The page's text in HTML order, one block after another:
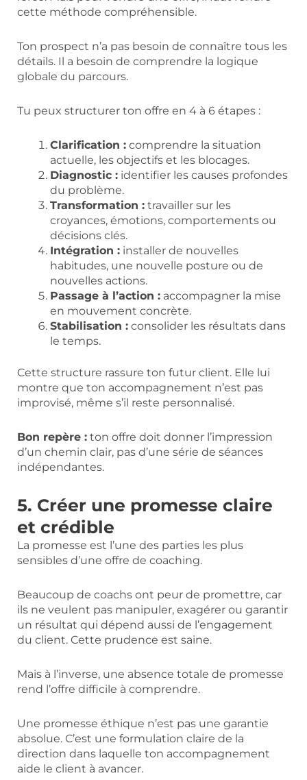
cette méthode compréhensible.
Ton prospect n’a pas besoin de connaître tous les
détails. Il a besoin de comprendre la logique
globale du parcours.
Tu peux structurer ton offre en 4 à 6 étapes :
Clarification : comprendre la situation
actuelle, les objectifs et les blocages.
Diagnostic : identifier les causes profondes
du problème.
Transformation : travailler sur les
croyances, émotions, comportements ou
décisions clés.
Intégration : installer de nouvelles
habitudes, une nouvelle posture ou de
nouvelles actions.
Passage à l’action : accompagner la mise
en mouvement concrète.
Stabilisation : consolider les résultats dans
le temps.
Cette structure rassure ton futur client. Elle lui
montre que ton accompagnement n’est pas
improvisé, même s’il reste personnalisé.
Bon repère : ton offre doit donner l’impression
d’un chemin clair, pas d’une série de séances
indépendantes.
5. Créer une promesse claire
et crédible
La promesse est l’une des parties les plus
sensibles d’une offre de coaching.
Beaucoup de coachs ont peur de promettre, car
ils ne veulent pas manipuler, exagérer ou garantir
un résultat qui dépend aussi de l’engagement
du client. Cette prudence est saine.
Mais à l’inverse, une absence totale de promesse
rend l’offre difficile à comprendre.
Une promesse éthique n’est pas une garantie
absolue. C’est une formulation claire de la
direction dans laquelle ton accompagnement
aide le client à avancer.